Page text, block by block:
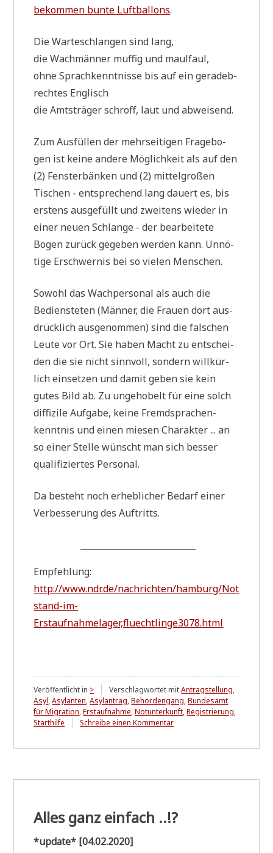
bekom­men bun­te Luft­bal­lons.
Die War­te­schlan­gen sind lang,
die Wach­män­ner muf­fig und maulfaul,
ohne Sprach­kennt­nis­se bis auf ein gera­deb­
rech­tes Englisch
die Amts­trä­ger schroff, laut und abweisend.
Zum Aus­fül­len der mehr­sei­ti­gen Fra­ge­bo­
gen ist kei­ne ande­re Mög­lich­keit als auf den
(2) Fen­ster­bän­ken und (2) mit­tel­gro­ßen
Tischen - ent­spre­chend lang dau­ert es, bis
erstens aus­ge­füllt und zwei­tens wie­der in
einer neu­en Schlan­ge - der bear­bei­te­te
Bogen zurück gege­ben wer­den kann. Unnö­
ti­ge Erschwer­nis bei so vie­len Menschen.
Sowohl das Wach­per­so­nal als auch die
Bedien­ste­ten (Män­ner, die Frau­en dort aus­
drück­lich aus­ge­nom­men) sind die fal­schen
Leu­te vor Ort. Sie haben Macht zu ent­schei­
den die sie nicht sinn­voll, son­dern will­kür­
lich ein­set­zen und damit geben sie kein
gutes Bild ab. Zu unge­ho­belt für eine solch
dif­fi­zi­le Auf­ga­be, kei­ne Fremd­spra­chen­
kennt­nis und einen mie­sen Cha­rak­ter ... an
so einer Stel­le wünscht man sich bes­ser
qua­li­fi­zier­tes Personal.
Da besteht noch erheb­li­cher Bedarf einer
Ver­bes­se­rung des Auftritts.
Emp­feh­lung:
http://www.ndr.de/nachrichten/hamburg/Not
stand-im-
Erstaufnahmelager,fluechtlinge3078.html
Veröffentlicht in > Verschlagwortet mitAntragstellung,
Asyl,Asylanten,Asylantrag,Behördengang,Bundesamt
für Migration,Erstaufnahme,Notunterkunft,Registrierung,
Starthilfe
Schreibe einen Kommentarzu
[2]
Alles ganz einfach ..!?
*update* [04.02.2020]